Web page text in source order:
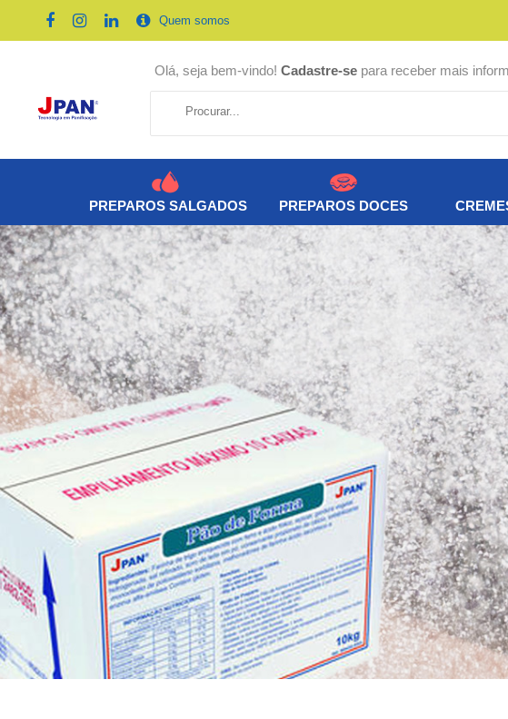
Quem somos
Olá, seja bem-vindo! Cadastre-se para receber mais